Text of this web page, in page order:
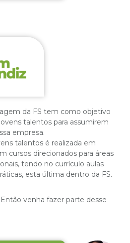
da FS tem como objetivo
talentos para assumirem
empresa.
talentos é realizada em
cursos direcionados para áreas
tendo no currículo aulas
esta última dentro da FS.
venha fazer parte desse